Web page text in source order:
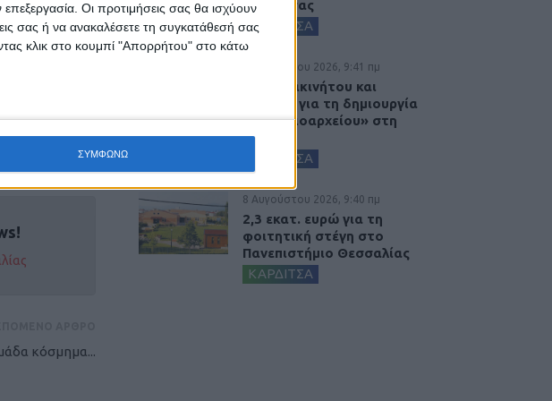
Οι προτιμήσεις σας θα ισχύουν
σας ή να ανακαλέσετε τη συγκατάθεσή σας
κλικ στο κουμπί "Απορρήτου" στο κάτω
ΣΥΜΦΩΝΩ
,
κόσμημα...
Καρδίτσας
ΚΑΡΔΙΤΣΑ
8 Αυγούστου 2026, 9:41 πμ
Δωρεά ακινήτου και
μελέτης για τη δημιουργία
«Κειμηλιοαρχείου» στη
Ρεντίνα
ΚΑΡΔΙΤΣΑ
8 Αυγούστου 2026, 9:40 πμ
2,3 εκατ. ευρώ για τη
φοιτητική στέγη στο
Πανεπιστήμιο Θεσσαλίας
ΚΑΡΔΙΤΣΑ